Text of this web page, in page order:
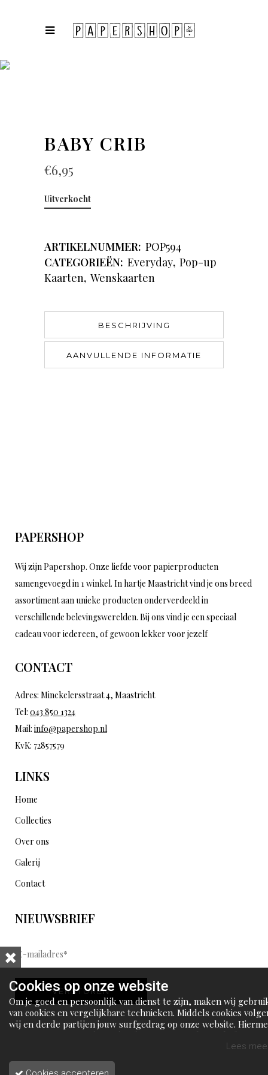
BABY CRIB
€6,95
Uitverkocht
ARTIKELNUMMER: POP594
CATEGORIEËN: Everyday, Pop-up
Kaarten, Wenskaarten
BESCHRIJVING
AANVULLENDE INFORMATIE
PAPERSHOP
Wij zijn Papershop. Onze liefde voor papierproducten
samengevoegd in 1 winkel. In hartje Maastricht vind je ons breed
assortiment aan unieke producten onderverdeeld in
verschillende belevingswerelden. Bij ons vind je een speciaal
cadeau voor iedereen, of gewoon lekker voor jezelf
CONTACT
Adres: Minckelersstraat 4, Maastricht
Tel: 043 850 1324
Mail: info@papershop.nl
KvK: 72857579
LINKS
Home
Collecties
Over ons
Galerij
Contact
NIEUWSBRIEF
E
-
m
a
i
l
d
VERSTUREN
Cookies op onze website
Om je goed en persoonlijk van dienst te zijn, maken wij
van cookies en vergelijkbare technieken. Middels cookies
wij en derde partijen jouw surfgedrag op onze website.
Lees